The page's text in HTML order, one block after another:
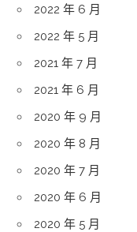
2022 年 6 月
2022 年 5 月
2021 年 7 月
2021 年 6 月
2020 年 9 月
2020 年 8 月
2020 年 7 月
2020 年 6 月
2020 年 5 月